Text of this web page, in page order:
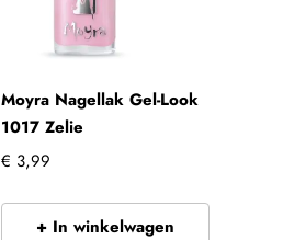
Moyra Nagellak Gel-Look
1017 Zelie
€ 3,99
+ In winkelwagen